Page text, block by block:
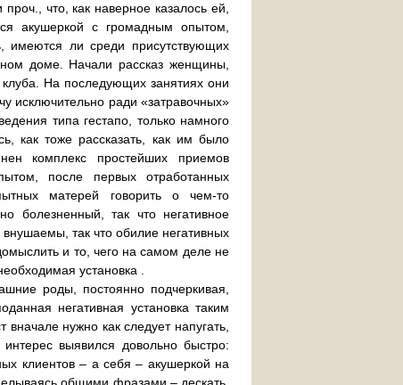
что, как наверное казалось ей,
акушеркой с громадным опытом,
имеются ли среди присутствующих
доме. Начали рассказ женщины,
На последующих занятиях они
исключительно ради «затравочных»
типа гестапо, только намного
как тоже рассказать, как им было
комплекс простейших приемов
после первых отработанных
матерей говорить о чем-то
болезненный, так что негативное
так что обилие негативных
и то, чего на самом деле не
установка .
роды, постоянно подчеркивая,
негативная установка таким
нужно как следует напугать,
выявился довольно быстро:
клиентов – а себя – акушеркой на